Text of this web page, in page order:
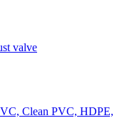
valve
Clean PVC, HDPE,